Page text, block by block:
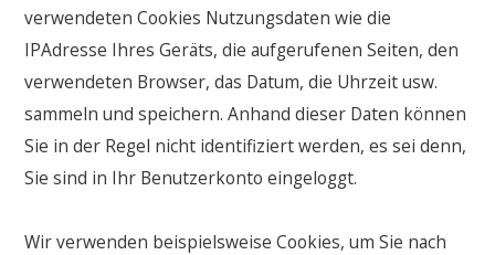
verwendeten Cookies Nutzungsdaten wie die
IPAdresse Ihres Geräts, die aufgerufenen Seiten, den
verwendeten Browser, das Datum, die Uhrzeit usw.
sammeln und speichern. Anhand dieser Daten können
Sie in der Regel nicht identifiziert werden, es sei denn,
Sie sind in Ihr Benutzerkonto eingeloggt.
Wir verwenden beispielsweise Cookies, um Sie nach